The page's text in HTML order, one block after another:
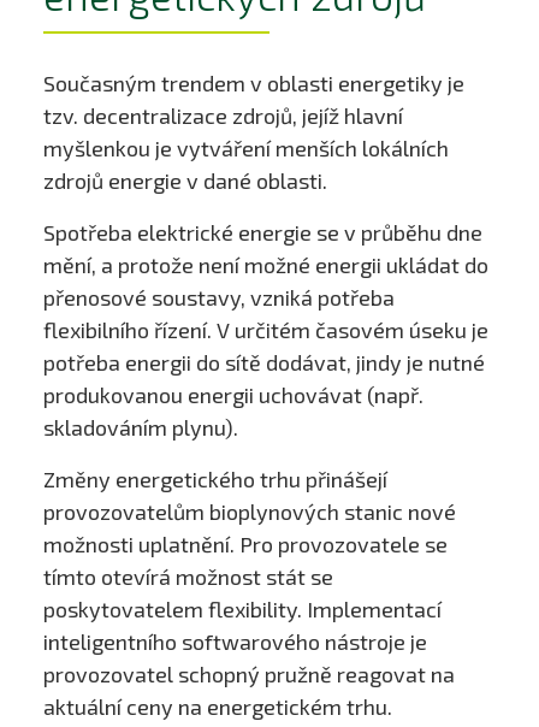
Současným trendem v oblasti energetiky je
tzv. decentralizace zdrojů, jejíž hlavní
myšlenkou je vytváření menších lokálních
zdrojů energie v dané oblasti.
Spotřeba elektrické energie se v průběhu dne
mění, a protože není možné energii ukládat do
přenosové soustavy, vzniká potřeba
flexibilního řízení. V určitém časovém úseku je
potřeba energii do sítě dodávat, jindy je nutné
produkovanou energii uchovávat (např.
skladováním plynu).
Změny energetického trhu přinášejí
provozovatelům bioplynových stanic nové
možnosti uplatnění. Pro provozovatele se
tímto otevírá možnost stát se
poskytovatelem flexibility. Implementací
inteligentního softwarového nástroje je
provozovatel schopný pružně reagovat na
aktuální ceny na energetickém trhu.